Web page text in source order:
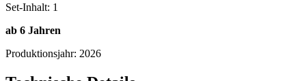
Set-Inhalt: 1
ab 6 Jahren
Produktionsjahr: 2026